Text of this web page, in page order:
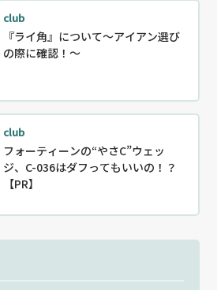
club
『ライ角』について～アイアン選び
の際に確認！～
club
フォーティーンの“やさC”ウェッ
ジ、C-036はダフってもいいの！？
【PR】